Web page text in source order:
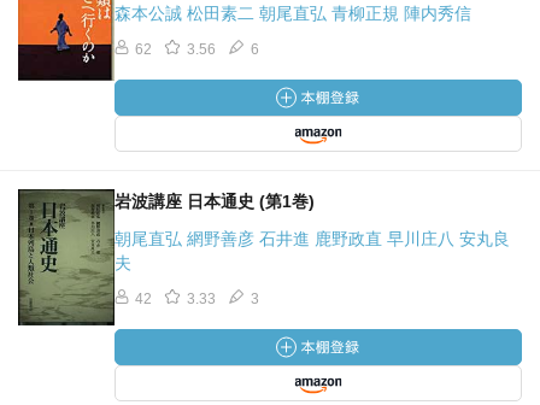
森本公誠 松田素二 朝尾直弘 青柳正規 陣内秀信
62 3.56 6
岩波講座 日本通史 (第1巻)
朝尾直弘 網野善彦 石井進 鹿野政直 早川庄八 安丸良
夫
42 3.33 3